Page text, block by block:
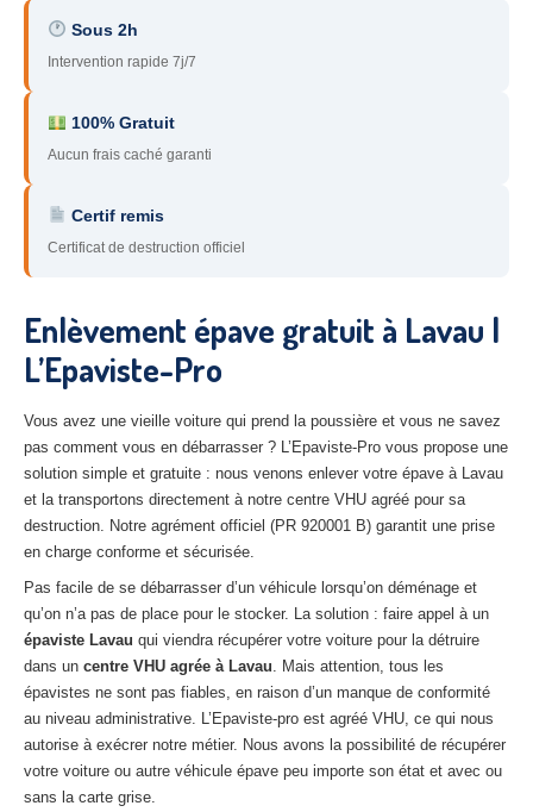
95– Val d’Oise
91 – Essonne
89– Yonne
60 – Oise
51– Marne
28– Eure-et-Loir
10– Aube
02– Aisne
Tous les secteurs
CENTRE VHU AGRÉE
Centreagréé VHU Paris 75 : casse auto avec destruction
Centreagréé VHU 77 : casse auto avec destruction
Centreagréé VHU 78 : casse auto avec destruction
Centre agréé VHU 91 : casse auto avec destruction
Sous 2h
Intervention rapide 7j/7
100% Gratuit
Aucun frais caché garanti
Certif remis
Certificat de destruction officiel
Enlèvement épave gratuit à Lavau |
L’Epaviste-Pro
Vous avez une vieille voiture qui prend la poussière et vous ne savez
pas comment vous en débarrasser ? L’Epaviste-Pro vous propose une
solution simple et gratuite : nous venons enlever votre épave à Lavau
et la transportons directement à notre centre VHU agréé pour sa
destruction. Notre agrément officiel (PR 920001 B) garantit une prise
en charge conforme et sécurisée.
Pas facile de se débarrasser d’un véhicule lorsqu’on déménage et
qu’on n’a pas de place pour le stocker. La solution : faire appel à un
épaviste Lavau qui viendra récupérer votre voiture pour la détruire
dans un centre VHU agrée à Lavau. Mais attention, tous les
épavistes ne sont pas fiables, en raison d’un manque de conformité
au niveau administrative. L’Epaviste-pro est agréé VHU, ce qui nous
autorise à exécrer notre métier. Nous avons la possibilité de récupérer
votre voiture ou autre véhicule épave peu importe son état et avec ou
sans la carte grise.